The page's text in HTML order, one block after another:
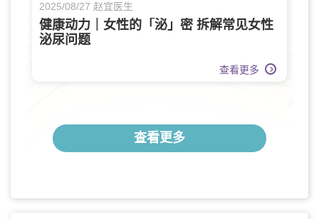
2025/08/27 赵宜医生
健康动力｜女性的「泌」密 拆解常见女性
泌尿问题
查看更多
查看更多